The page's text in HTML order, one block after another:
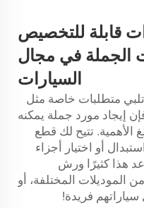
قابلة للتخصيص
الجملة في مجال
السيارات
متطلبات خاصة مثل
إيجاد مورد جملة يمكنه
الأهمية. تتيح لك قطع
أو اختيار أجزاء
هذا كثيرًا ورش
الموديلات المختلفة، أو
فريدة!